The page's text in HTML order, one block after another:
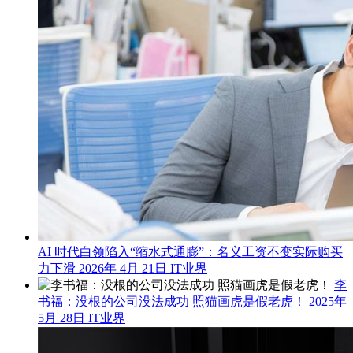
AI 时代白领陷入“缩水式通膨”：名义工资不变实际购买
力下滑 2026年 4月 21日 IT业界
李
书福：没根的公司没法成功 照猫画虎是假老虎！ 2025年
5月 28日 IT业界